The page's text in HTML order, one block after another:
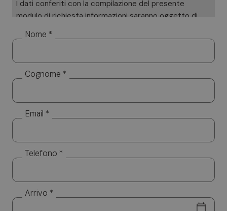
I dati conferiti con la compilazione del presente
modulo di richiesta informazioni saranno oggetto di
saranno utilizzati esclusivamente per dare risposta
diffusi a soggetti terzi. Titolare del trattamento è
Altea Software SRL, cui potrà rivolgersi per l’esercizio
dati, d’integrazione, rettifica e cancellazione. Per la
visione dell’informativa completa si rimanda a:
Nome *
Cognome *
Email *
Telefono *
Arrivo *